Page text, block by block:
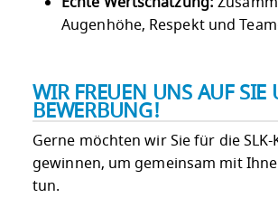
Augenhöhe, Respekt und
WIR FREUEN UNS AUF SIE
BEWERBUNG!
Gerne möchten wir Sie für die
gewinnen, um gemeinsam mit
tun.